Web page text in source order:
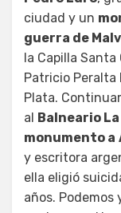
ciudad y un
guerra de
la Capilla
Patricio Peralta
Plata.
al
Balneario
monumento a
y escritora
ella eligió
años. Podemos